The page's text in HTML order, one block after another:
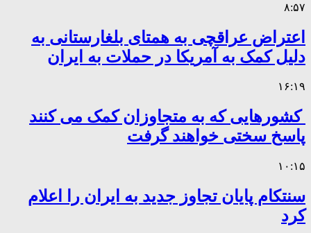
۸:۵۷
اعتراض عراقچی به همتای بلغارستانی به
دلیل کمک به آمریکا در حملات به ایران
۱۶:۱۹
کشورهایی که به متجاوزان کمک می کنند
پاسخ سختی خواهند گرفت
۱۰:۱۵
سنتکام پایان تجاوز جدید به ایران را اعلام
کرد